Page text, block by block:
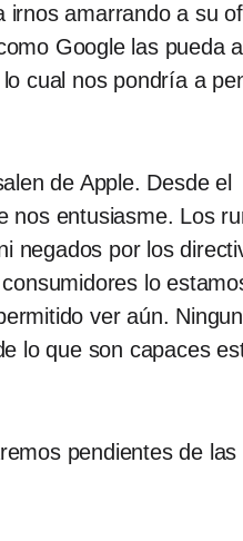
irnos amarrando a su
Google las pueda
cual nos pondría a
de Apple. Desde el
nos entusiasme. Los
negados por los
lo
ver aún.
lo que son capaces
pendientes de las